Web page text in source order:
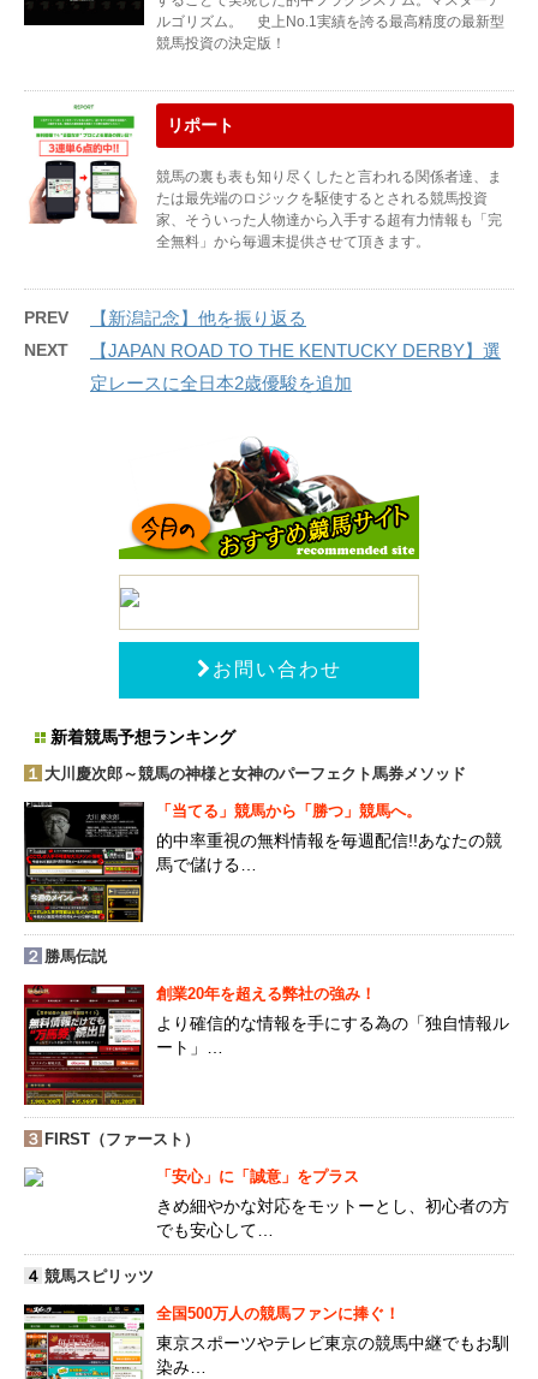
ルゴリズム。 史上No.1実績を誇る最高精度の最新型
競馬投資の決定版！
リポート
競馬の裏も表も知り尽くしたと言われる関係者達、ま
たは最先端のロジックを駆使するとされる競馬投資
家、そういった人物達から入手する超有力情報も「完
全無料」から毎週末提供させて頂きます。
PREV 【新潟記念】他を振り返る
NEXT
【JAPAN ROAD TO THE KENTUCKY DERBY】選
定レースに全日本2歳優駿を追加
お問い合わせ
新着競馬予想ランキング
１ 大川慶次郎～競馬の神様と女神のパーフェクト馬券メソッド
「当てる」競馬から「勝つ」競馬へ。
的中率重視の無料情報を毎週配信!!あなたの競
馬で儲ける…
２ 勝馬伝説
創業20年を超える弊社の強み！
より確信的な情報を手にする為の「独自情報ル
ート」…
３ FIRST（ファースト）
「安心」に「誠意」をプラス
きめ細やかな対応をモットーとし、初心者の方
でも安心して…
４ 競馬スピリッツ
全国500万人の競馬ファンに捧ぐ！
東京スポーツやテレビ東京の競馬中継でもお馴
染み…